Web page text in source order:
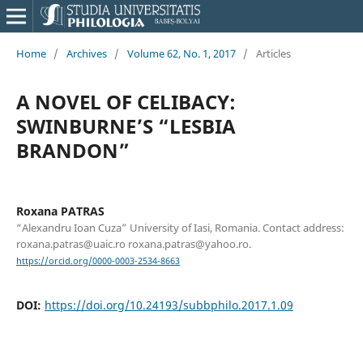
Home / Archives / Volume 62, No. 1, 2017 / Articles
A NOVEL OF CELIBACY:
SWINBURNE’S “LESBIA
BRANDON”
Roxana PATRAS
“Alexandru Ioan Cuza” University of Iasi, Romania. Contact address:
roxana.patras@uaic.ro roxana.patras@yahoo.ro.
https://orcid.org/0000-0003-2534-8663
DOI: https://doi.org/10.24193/subbphilo.2017.1.09